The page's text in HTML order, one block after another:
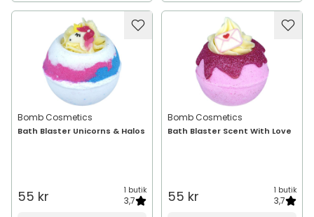
Bomb Cosmetics
Bath Blaster Unicorns & Halos
55 kr 1 butik
3,7
Bomb Cosmetics
Bath Blaster Scent With Love
55 kr 1 butik
3,7